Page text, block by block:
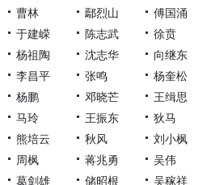
曹林
鄢烈山 傅国涌
于建嵘
陈志武 徐贲
杨祖陶
沈志华 向继东
李昌平
张鸣 杨奎松
杨鹏
邓晓芒 王缉思
马玲
王振东 狄马
熊培云
秋风 刘小枫
周枫
蒋兆勇 吴伟
葛剑雄
储昭根 吴稼祥